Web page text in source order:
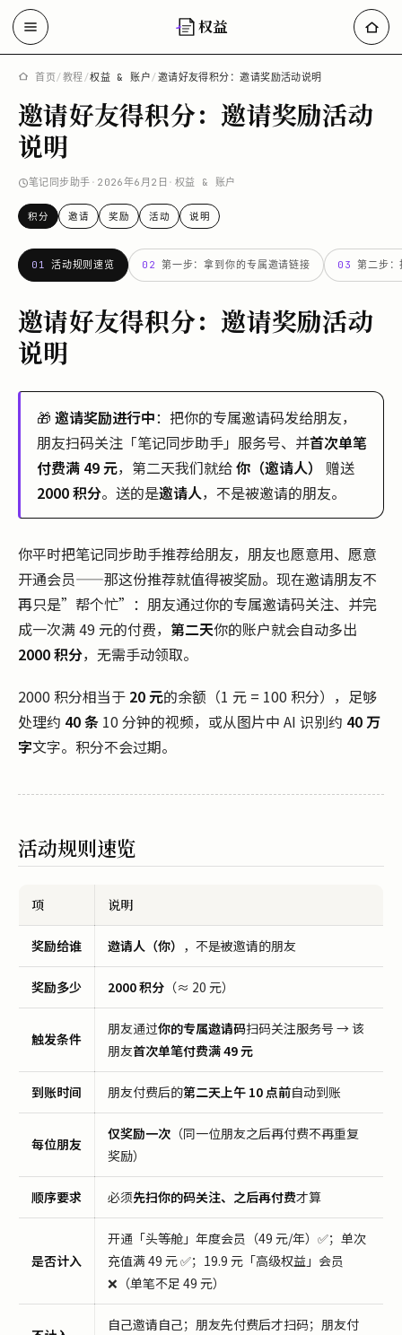
权益
首页/教程/权益 & 账户/邀请好友得积分：邀请奖励活动说明
邀请好友得积分：邀请奖励活动
说明
笔记同步助手 · 2026年6月2日 · 权益 & 账户
积分 邀请 奖励 活动 说明
01 活动规则速览 02 第一步：拿到你的专属邀请链接 03 第二步
邀请好友得积分：邀请奖励活动
说明
🎁 邀请奖励进行中：把你的专属邀请码发给朋友，
朋友扫码关注「笔记同步助手」服务号、并首次单笔
付费满 49 元，第二天我们就给你（邀请人）
赠送
2000 积分。送的是邀请人，不是被邀请的朋友。
你平时把笔记同步助手推荐给朋友，朋友也愿意用、愿意
开通会员——那这份推荐就值得被奖励。现在邀请朋友不
再只是”帮个忙”：朋友通过你的专属邀请码关注、并完
成一次满 49 元的付费， 第二天你的账户就会自动多出
2000 积分，无需手动领取。
2000 积分相当于 20 元的余额（1 元 = 100 积分），足够
处理约 40 条 10 分钟的视频，或从图片中 AI 识别约 40 万
字文字。积分不会过期。
活动规则速览
项 说明
奖励给谁 邀请人（你） ，不是被邀请的朋友
奖励多少 2000 积分 （≈ 20 元）
触发条件
朋友通过你的专属邀请码扫码关注服务号 → 该
朋友首次单笔付费满 49 元
到账时间 朋友付费后的第二天上午 10 点前自动到账
每位朋友
仅奖励一次 （同一位朋友之后再付费不再重复
奖励）
顺序要求 必须先扫你的码关注、之后再付费才算
是否计入
开通「头等舱」年度会员（49 元/年）✅；单次
充值满 49 元 ✅；19.9 元「高级权益」会员
❌（单笔不足 49 元）
自己邀请自己；朋友先付费后才扫码；朋友付